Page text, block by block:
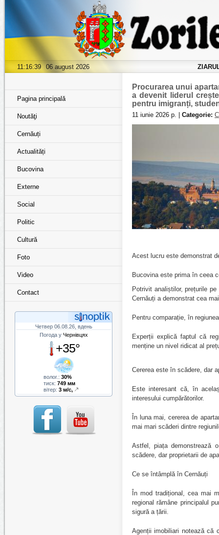
11:16:40 06 august 2026
Pagina principală
Noutăţi
Cernăuți
Actualități
Bucovina
Externe
Social
Politic
Cultură
Foto
Video
Contact
Четвер 06.08.26, вдень
Погода у Чернівцях
+35°
волог.: 30%
тиск: 749 мм
вітер: 3 м/с,
Procurarea unui
a devenit liderul
pentru imigranți,
11 iunie 2026 р. | Categorie:
Acest lucru este demonstrat
Bucovina este prima în ceea
Potrivit analiștilor, prețurile
Cernăuți a demonstrat cea
Pentru comparație, în
Experții explică faptul că
menține un nivel ridicat al
Cererea este în scădere, dar
Este interesant că, în
interesului cumpărătorilor.
În luna mai, cererea de
mai mari scăderi dintre
Astfel, piața demonstrează
scădere, dar proprietarii de
Ce se întâmplă în Cernăuți
În mod tradițional, cea mai
regional rămâne principalul
sigură a țării.
Agenții imobiliari notează că